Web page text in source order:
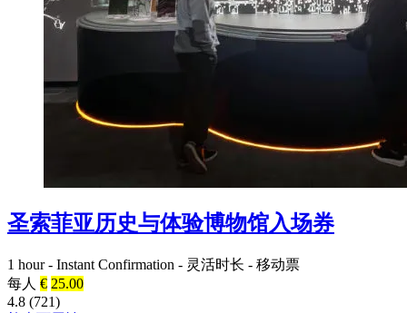
圣索菲亚历史与体验博物馆入场券
1 hour - Instant Confirmation - 灵活时长 - 移动票
每人 € 25.00
4.8 (721)